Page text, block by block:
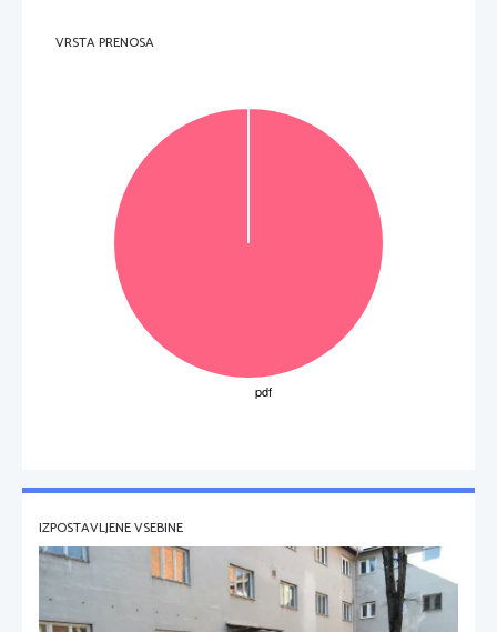
VRSTA PRENOSA
IZPOSTAVLJENE VSEBINE